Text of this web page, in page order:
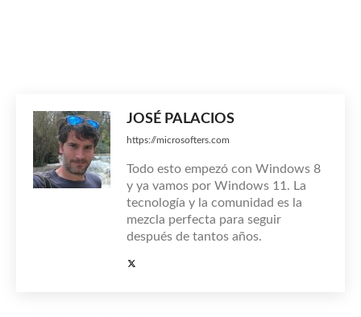
JOSÉ PALACIOS
https://microsofters.com
Todo esto empezó con Windows 8
y ya vamos por Windows 11. La
tecnología y la comunidad es la
mezcla perfecta para seguir
después de tantos años.